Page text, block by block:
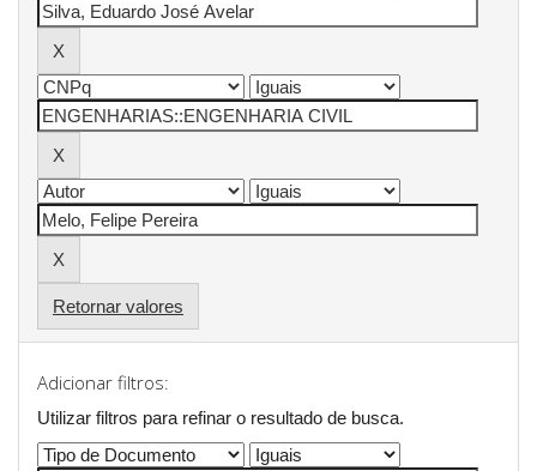
Retornar valores
Adicionar filtros:
Utilizar filtros para refinar o resultado de busca.